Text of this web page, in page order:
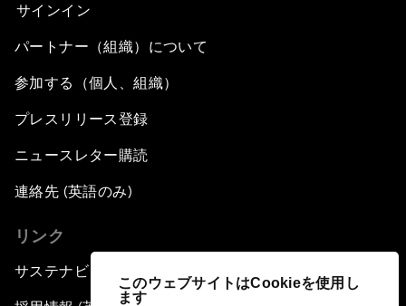
このウェブサイトはCookieを使用し
ます
サインイン
パートナー（組織）について
参加する（個人、組織）
プレスリリース登録
ニュースレター購読
連絡先 (英語のみ)
リンク
サステナビリティへの取り組み